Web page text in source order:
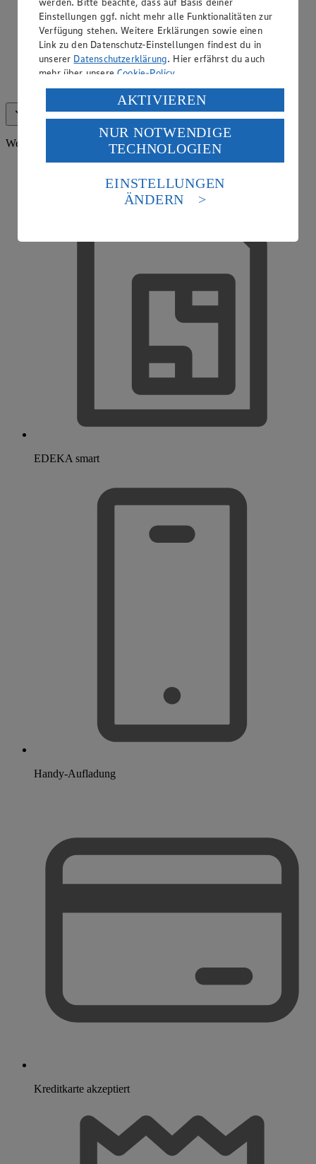
Alle anzeigen (12)Weniger anzeigen
Weitere Services
EDEKA smart
Handy-Aufladung
Kreditkarte akzeptiert
Einstellungen ggf. nicht mehr alle Funktionalitäten zur
Verfügung stehen. Weitere Erklärungen sowie einen
Link zu den Datenschutz-Einstellungen findest du in
unserer Datenschutzerklärung. Hier erfährst du auch
mehr über unsereCookie-Policy.
Verarbeitung deiner personenbezogenen Daten in den
USA durch Facebook und YouTube:
Wenn du auf „Aktivieren“ klickst, willigst du im Sinne
des Art. 49 Abs. 1 Satz 1 lit. a) DSGVO ein, dass deine
Daten in den USA verarbeitet werden. Der EuGH sieht
die USA als Land mit einem nach europäischen
Standards nicht angemessenen Datenschutzniveau an.
Es besteht das Risiko eines Zugriffs durch US-
Informationen zum Herausgeber der Seite findest du
AKTIVIEREN
NUR NOTWENDIGE
TECHNOLOGIEN
EINSTELLUNGEN
ÄNDERN